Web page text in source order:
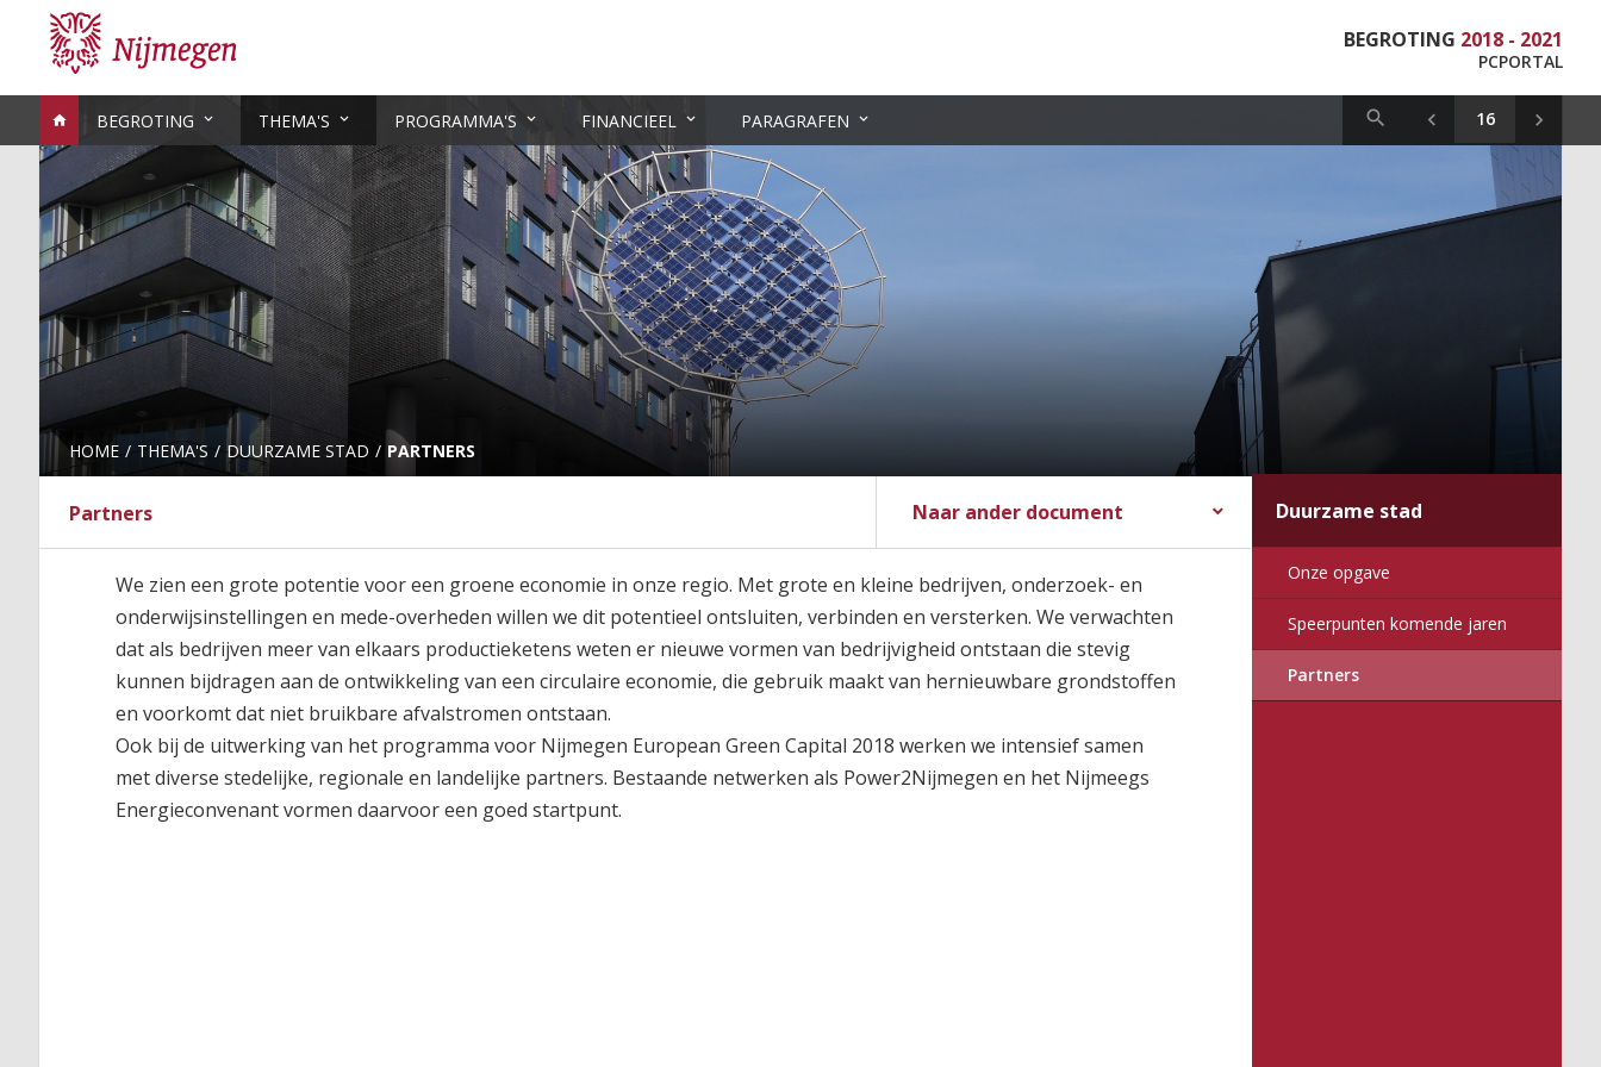
BEGROTING 2018 - 2021
PCPORTAL
BEGROTING THEMA'S PROGRAMMA'S FINANCIEEL PARAGRAFEN
HOME THEMA'S DUURZAME STAD PARTNERS
Duurzame stad
Onze opgave
Speerpunten komende jaren
Partners
Naar ander document
Stadsbegroting 2017
Zomernota 2017
Stadsrekening 2016
Stads- en Wijkmonitor
Partners
We zien een grote potentie voor een groene economie in onze regio. Met grote en kleine bedrijven, onderzoek- en
onderwijsinstellingen en mede-overheden willen we dit potentieel ontsluiten, verbinden en versterken. We verwachten
dat als bedrijven meer van elkaars productieketens weten er nieuwe vormen van bedrijvigheid ontstaan die stevig
kunnen bijdragen aan de ontwikkeling van een circulaire economie, die gebruik maakt van hernieuwbare grondstoffen
en voorkomt dat niet bruikbare afvalstromen ontstaan.
Ook bij de uitwerking van het programma voor Nijmegen European Green Capital 2018 werken we intensief samen
met diverse stedelijke, regionale en landelijke partners. Bestaande netwerken als Power2Nijmegen en het Nijmeegs
Energieconvenant vormen daarvoor een goed startpunt.